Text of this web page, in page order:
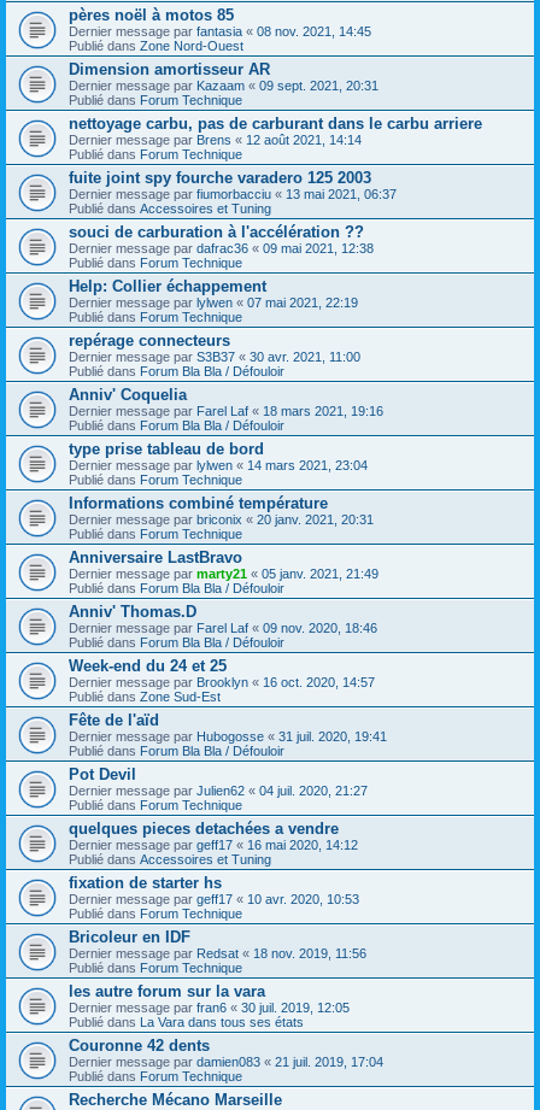
pères noël à motos 85
Dernier message par fantasia « 08 nov. 2021, 14:45
Publié dans Zone Nord-Ouest
Dimension amortisseur AR
Dernier message par Kazaam « 09 sept. 2021, 20:31
Publié dans Forum Technique
nettoyage carbu, pas de carburant dans le carbu arriere
Dernier message par Brens « 12 août 2021, 14:14
Publié dans Forum Technique
fuite joint spy fourche varadero 125 2003
Dernier message par fiumorbacciu « 13 mai 2021, 06:37
Publié dans Accessoires et Tuning
souci de carburation à l'accélération ??
Dernier message par dafrac36 « 09 mai 2021, 12:38
Publié dans Forum Technique
Help: Collier échappement
Dernier message par lylwen « 07 mai 2021, 22:19
Publié dans Forum Technique
repérage connecteurs
Dernier message par S3B37 « 30 avr. 2021, 11:00
Publié dans Forum Bla Bla / Défouloir
Anniv' Coquelia
Dernier message par Farel Laf « 18 mars 2021, 19:16
Publié dans Forum Bla Bla / Défouloir
type prise tableau de bord
Dernier message par lylwen « 14 mars 2021, 23:04
Publié dans Forum Technique
Informations combiné température
Dernier message par briconix « 20 janv. 2021, 20:31
Publié dans Forum Technique
Anniversaire LastBravo
Dernier message par marty21 « 05 janv. 2021, 21:49
Publié dans Forum Bla Bla / Défouloir
Anniv' Thomas.D
Dernier message par Farel Laf « 09 nov. 2020, 18:46
Publié dans Forum Bla Bla / Défouloir
Week-end du 24 et 25
Dernier message par Brooklyn « 16 oct. 2020, 14:57
Publié dans Zone Sud-Est
Fête de l'aïd
Dernier message par Hubogosse « 31 juil. 2020, 19:41
Publié dans Forum Bla Bla / Défouloir
Pot Devil
Dernier message par Julien62 « 04 juil. 2020, 21:27
Publié dans Forum Technique
quelques pieces detachées a vendre
Dernier message par geff17 « 16 mai 2020, 14:12
Publié dans Accessoires et Tuning
fixation de starter hs
Dernier message par geff17 « 10 avr. 2020, 10:53
Publié dans Forum Technique
Bricoleur en IDF
Dernier message par Redsat « 18 nov. 2019, 11:56
Publié dans Forum Technique
les autre forum sur la vara
Dernier message par fran6 « 30 juil. 2019, 12:05
Publié dans La Vara dans tous ses états
Couronne 42 dents
Dernier message par damien083 « 21 juil. 2019, 17:04
Publié dans Forum Technique
Recherche Mécano Marseille